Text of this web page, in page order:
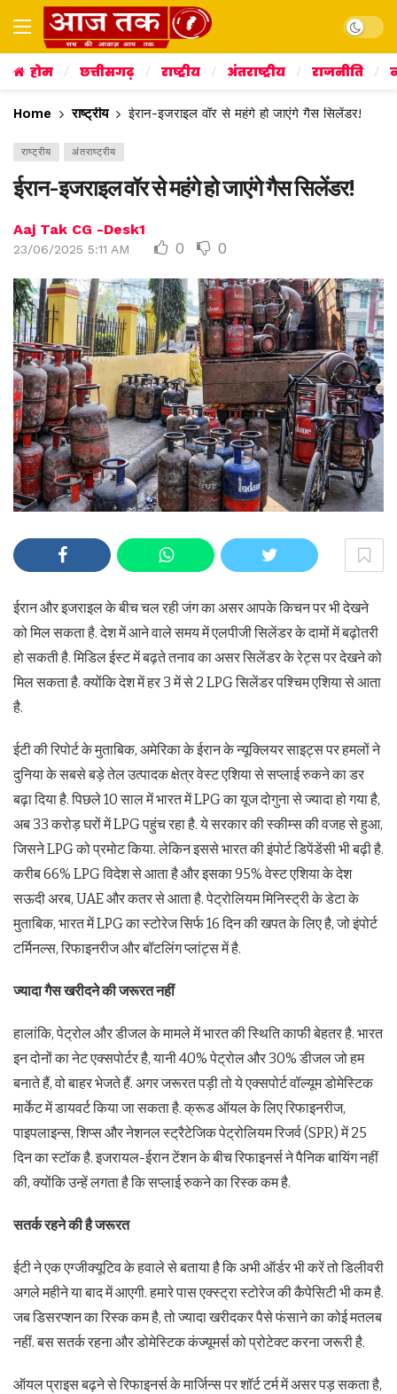
Dark
होम छत्तीसगढ़ राष्ट्रीय अंतराष्ट्रीय राजनीति
Home राष्ट्रीय ईरान-इजराइल वॉर से महंगे हो जाएंगे गैस सिलेंडर!
राष्ट्रीय अंतराष्ट्रीय
ईरान-इजराइल वॉर से महंगे हो जाएंगे गैस सिलेंडर!
Aaj Tak CG -Desk1
23/06/2025 5:11 AM 0 0
ईरान और इजराइल के बीच चल रही जंग का असर आपके किचन पर भी देखने
को मिल सकता है. देश में आने वाले समय में एलपीजी सिलेंडर के दामों में बढ़ोतरी
हो सकती है. मिडिल ईस्ट में बढ़ते तनाव का असर सिलेंडर के रेट्स पर देखने को
मिल सकता है. क्योंकि देश में हर 3 में से 2 LPG सिलेंडर पश्चिम एशिया से आता
है.
ईटी की रिपोर्ट के मुताबिक, अमेरिका के ईरान के न्यूक्लियर साइट्स पर हमलों ने
दुनिया के सबसे बड़े तेल उत्पादक क्षेत्र वेस्ट एशिया से सप्लाई रुकने का डर
बढ़ा दिया है. पिछले 10 साल में भारत में LPG का यूज दोगुना से ज्यादा हो गया है,
अब 33 करोड़ घरों में LPG पहुंच रहा है. ये सरकार की स्कीम्स की वजह से हुआ,
जिसने LPG को प्रमोट किया. लेकिन इससे भारत की इंपोर्ट डिपेंडेंसी भी बढ़ी है.
करीब 66% LPG विदेश से आता है और इसका 95% वेस्ट एशिया के देश
सऊदी अरब, UAE और कतर से आता है. पेट्रोलियम मिनिस्ट्री के डेटा के
मुताबिक, भारत में LPG का स्टोरेज सिर्फ 16 दिन की खपत के लिए है, जो इंपोर्ट
टर्मिनल्स, रिफाइनरीज और बॉटलिंग प्लांट्स में है.
ज्यादा गैस खरीदने की जरूरत नहीं
हालांकि, पेट्रोल और डीजल के मामले में भारत की स्थिति काफी बेहतर है. भारत
इन दोनों का नेट एक्सपोर्टर है, यानी 40% पेट्रोल और 30% डीजल जो हम
बनाते हैं, वो बाहर भेजते हैं. अगर जरूरत पड़ी तो ये एक्सपोर्ट वॉल्यूम डोमेस्टिक
मार्केट में डायवर्ट किया जा सकता है. क्रूड ऑयल के लिए रिफाइनरीज,
पाइपलाइन्स, शिप्स और नेशनल स्ट्रैटेजिक पेट्रोलियम रिजर्व (SPR) में 25
दिन का स्टॉक है. इजरायल-ईरान टेंशन के बीच रिफाइनर्स ने पैनिक बायिंग नहीं
की, क्योंकि उन्हें लगता है कि सप्लाई रुकने का रिस्क कम है.
सतर्क रहने की है जरूरत
ईटी ने एक एग्जीक्यूटिव के हवाले से बताया है कि अभी ऑर्डर भी करें तो डिलीवरी
अगले महीने या बाद में आएगी. हमारे पास एक्स्ट्रा स्टोरेज की कैपेसिटी भी कम है.
जब डिसरप्शन का रिस्क कम है, तो ज्यादा खरीदकर पैसे फंसाने का कोई मतलब
नहीं. बस सतर्क रहना और डोमेस्टिक कंज्यूमर्स को प्रोटेक्ट करना जरूरी है.
ऑयल प्राइस बढ़ने से रिफाइनर्स के मार्जिन्स पर शॉर्ट टर्म में असर पड़ सकता है,